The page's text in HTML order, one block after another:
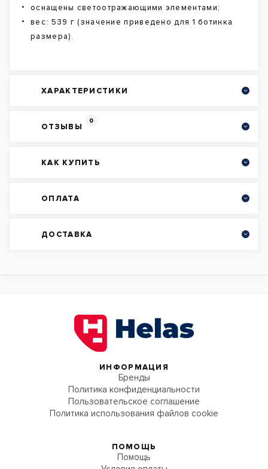
оснащены светоотражающими элементами;
вес: 539 г (значение приведено для 1 ботинка
размера).
ХАРАКТЕРИСТИКИ
ОТЗЫВЫ
0
КАК КУПИТЬ
ОПЛАТА
ДОСТАВКА
ИНФОРМАЦИЯ
Бренды
Политика конфиденциальности
Пользовательское соглашение
Политика использования файлов cookie
ПОМОЩЬ
Помощь